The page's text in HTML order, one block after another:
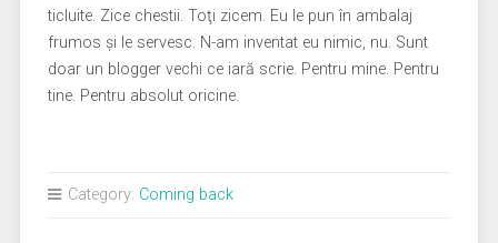
ticluite. Zice chestii. Toţi zicem. Eu le pun în ambalaj
frumos şi le servesc. N-am inventat eu nimic, nu. Sunt
doar un blogger vechi ce iară scrie. Pentru mine. Pentru
tine. Pentru absolut oricine.
Category: Coming back